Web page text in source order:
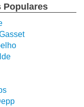
Populares